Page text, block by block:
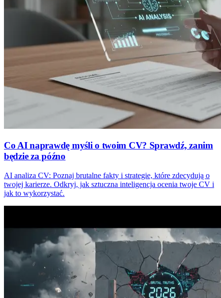
Co AI naprawdę myśli o twoim CV? Sprawdź, zanim
będzie za późno
AI analiza CV: Poznaj brutalne fakty i strategie, które zdecydują o
twojej karierze. Odkryj, jak sztuczna inteligencja ocenia twoje CV i
jak to wykorzystać.